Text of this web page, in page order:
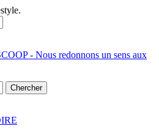
- Nous redonnons un sens aux